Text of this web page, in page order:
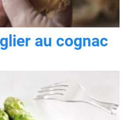
au cognac